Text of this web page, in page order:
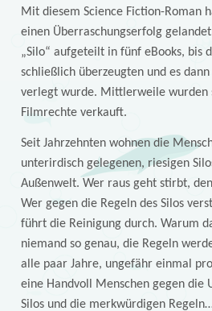
Mit diesem Science Fiction-Roman
einen Überraschungserfolg
„Silo“ aufgeteilt in fünf eBooks, bis
schließlich überzeugten und es
verlegt wurde. Mittlerweile wurden
Filmrechte verkauft.
Seit Jahrzehnten wohnen die
unterirdisch gelegenen, riesigen
Außenwelt. Wer raus geht stirbt,
Wer gegen die Regeln des Silos
führt die Reinigung durch. Warum
niemand so genau, die Regeln
alle paar Jahre, ungefähr einmal
eine Handvoll Menschen gegen die
Silos und die merkwürdigen